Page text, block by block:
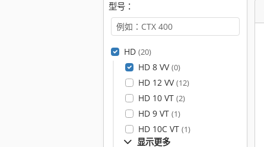
型号：
HD (20)
HD 8 VV(0)
HD 12 VV(12)
HD 10 VT (2)
HD 9 VT (1)
HD 10C VT (1)
显示更多